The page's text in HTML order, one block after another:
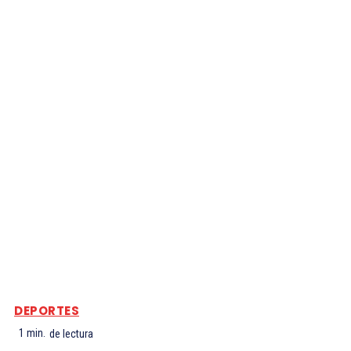
DEPORTES
1 min. de lectura